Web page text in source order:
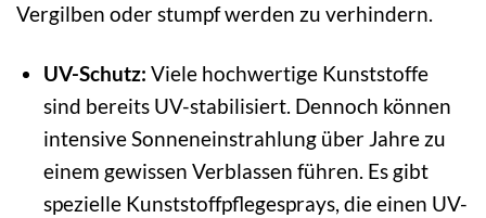
Vergilben oder stumpf werden zu verhindern.
UV-Schutz: Viele hochwertige Kunststoffe
sind bereits UV-stabilisiert. Dennoch können
intensive Sonneneinstrahlung über Jahre zu
einem gewissen Verblassen führen. Es gibt
spezielle Kunststoffpflegesprays, die einen UV-